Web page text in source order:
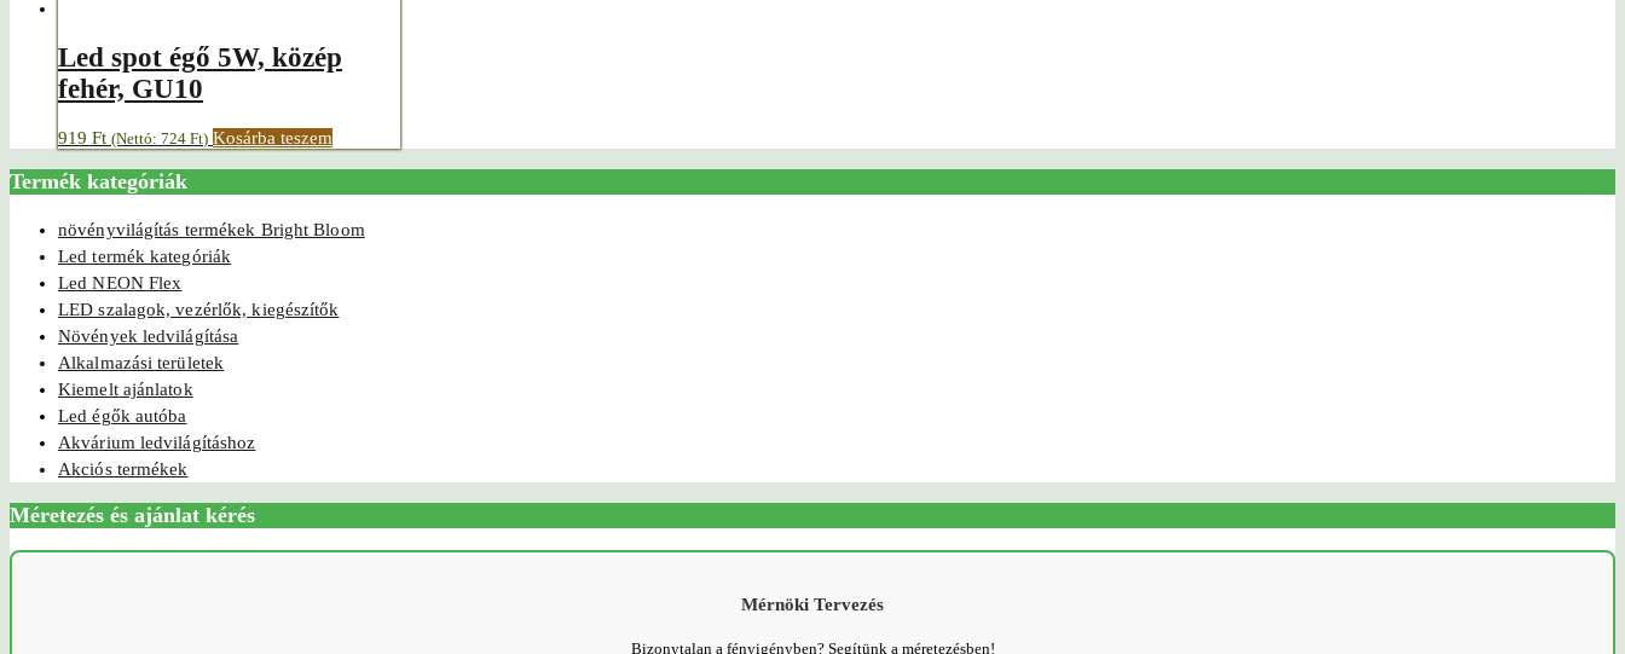
Led spot égő 5W, közép
fehér, GU10
919 Ft (Nettó: 724 Ft) Kosárba teszem
Termék kategóriák
növényvilágítás termékek Bright Bloom
Led termék kategóriák
Led NEON Flex
LED szalagok, vezérlők, kiegészítők
Növények ledvilágítása
Alkalmazási területek
Kiemelt ajánlatok
Led égők autóba
Akvárium ledvilágításhoz
Akciós termékek
Méretezés és ajánlat kérés
Mérnöki Tervezés
Bizonytalan a fényigényben? Segítünk a méretezésben!